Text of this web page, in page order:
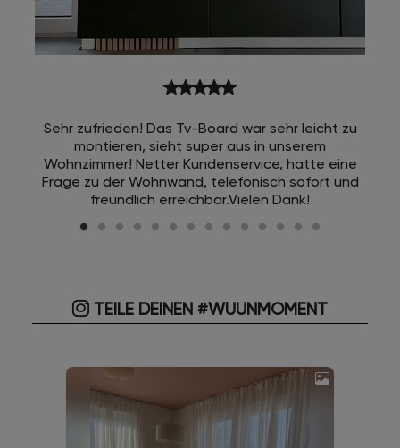
starstarstarstarstar
Sehr zufrieden! Das Tv-Board war sehr leicht zu
montieren, sieht super aus in unserem
Wohnzimmer! Netter Kundenservice, hatte eine
Frage zu der Wohnwand, telefonisch sofort und
freundlich erreichbar.Vielen Dank!
TEILE DEINEN #WUUNMOMENT